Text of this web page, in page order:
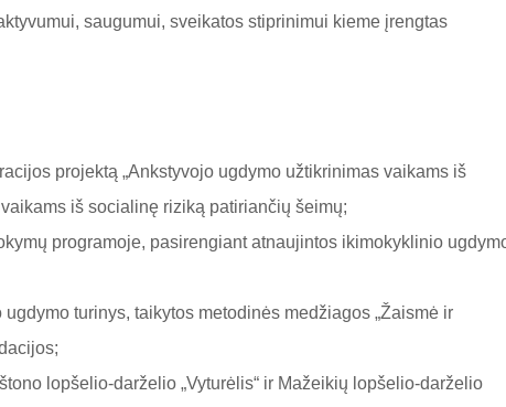
saugumui, sveikatos stiprinimui kieme įrengtas
projektą „Ankstyvojo ugdymo užtikrinimas vaikams iš
iš socialinę riziką patiriančių šeimų;
programoje, pasirengiant atnaujintos ikimokyklinio
turinys, taikytos metodinės medžiagos „Žaismė ir
lopšelio-darželio „Vyturėlis“ ir Mažeikių lopšelio-darželio